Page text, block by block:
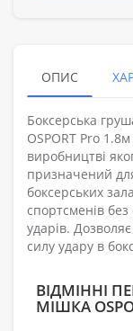
ОПИС
Боксерська
OSPORT Pro
виробництві
призначений
боксерських
спортсменів
ударів.
силу удару в
ВІДМІННІ
МІШКА